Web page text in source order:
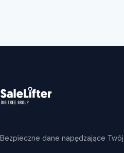
Bezpieczne dane napędzające